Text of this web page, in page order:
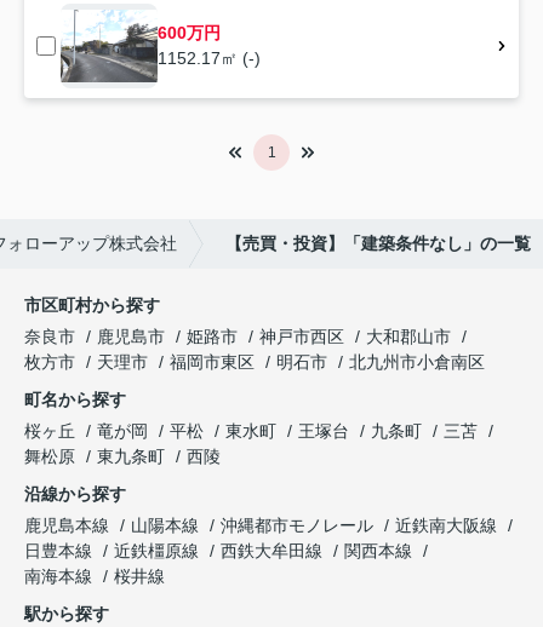
600万円
1152.17㎡ (-)
1
ローアップ株式会社 【売買・投資】「建築条件なし」の一覧
市区町村から探す
奈良市
鹿児島市 姫路市 神戸市西区
大和郡山市
枚方市
天理市 福岡市東区 明石市
北九州市小倉南区
町名から探す
桜ヶ丘
竜が岡 平松 東水町 王塚台 九条町
三苫
舞松原
東九条町
西陵
沿線から探す
鹿児島本線
山陽本線 沖縄都市モノレール
近鉄南大阪線
日豊本線
近鉄橿原線 西鉄大牟田線
関西本線
南海本線
桜井線
駅から探す